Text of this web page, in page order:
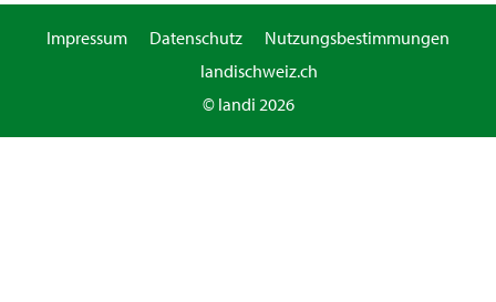
Impressum Datenschutz
Nutzungsbestimmungen
landischweiz.ch
© landi 2026